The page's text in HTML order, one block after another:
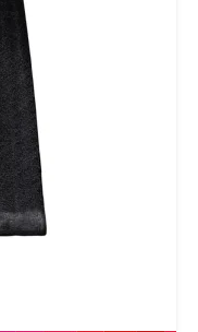
een
die via een
effecten van
Inzichten-
rugwind of
door
inzichten
te
te